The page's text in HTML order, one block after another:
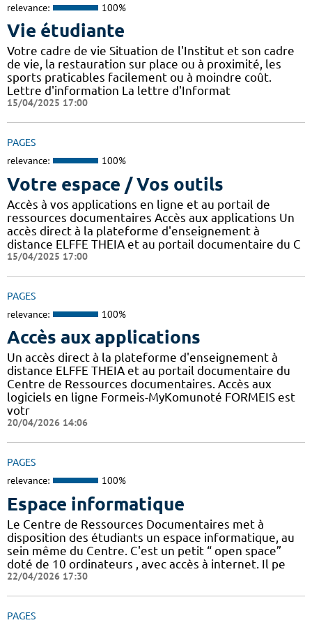
relevance: 100%
Vie étudiante
Votre cadre de vie Situation de l'Institut et son cadre
de vie, la restauration sur place ou à proximité, les
sports praticables facilement ou à moindre coût.
Lettre d'information La lettre d'Informat
15/04/2025 17:00
PAGES
relevance: 100%
Votre espace / Vos outils
Accès à vos applications en ligne et au portail de
ressources documentaires Accès aux applications Un
accès direct à la plateforme d'enseignement à
distance ELFFE THEIA et au portail documentaire du C
15/04/2025 17:00
PAGES
relevance: 100%
Accès aux applications
Un accès direct à la plateforme d'enseignement à
distance ELFFE THEIA et au portail documentaire du
Centre de Ressources documentaires. Accès aux
logiciels en ligne Formeis-MyKomunoté FORMEIS est
votr
20/04/2026 14:06
PAGES
relevance: 100%
Espace informatique
Le Centre de Ressources Documentaires met à
disposition des étudiants un espace informatique, au
sein même du Centre. C'est un petit “ open space”
doté de 10 ordinateurs , avec accès à internet. Il pe
22/04/2026 17:30
PAGES